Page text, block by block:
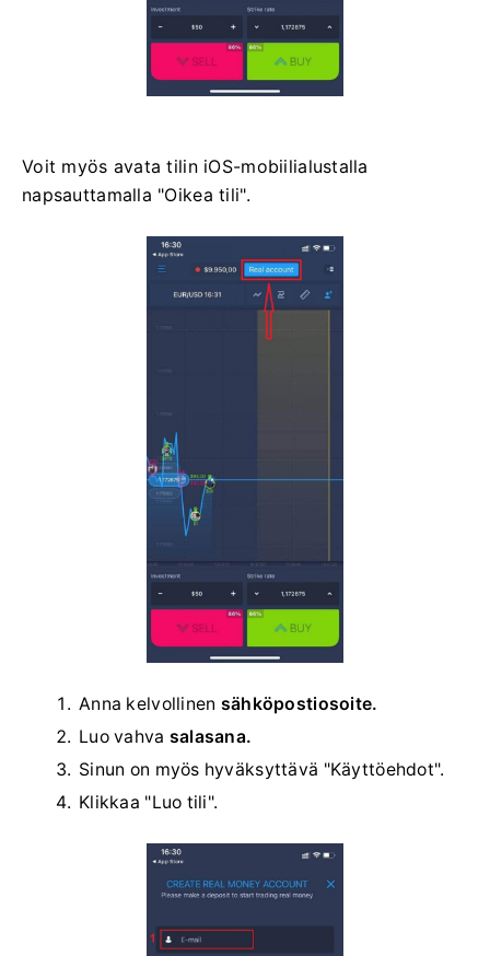
Voit myös avata tilin iOS-mobiilialustalla
napsauttamalla "Oikea tili".
Anna kelvollinen sähköpostiosoite.
Luo vahva salasana.
Sinun on myös hyväksyttävä "Käyttöehdot".
Klikkaa "Luo tili".